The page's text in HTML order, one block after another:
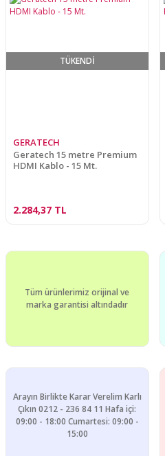
TÜKENDİ
GERATECH
Geratech 15 metre Premium
HDMI Kablo - 15 Mt.
2.284,37 TL
Tüm ürünlerimiz orijinal ve
marka garantisi altındadır
Arayın Birlikte Karar Verelim Karlı
Çıkın 0212 - 236 84 11 Hafa içi:
09:00 - 18:00 Cumartesi: 09:00 -
15:00